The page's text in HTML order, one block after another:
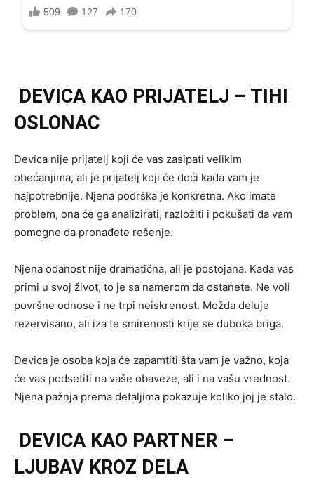
DEVICA KAO PRIJATELJ – TIHI
OSLONAC
Devica nije prijatelj koji će vas zasipati velikim
obećanjima, ali je prijatelj koji će doći kada vam je
najpotrebnije. Njena podrška je konkretna. Ako imate
problem, ona će ga analizirati, razložiti i pokušati da vam
pomogne da pronađete rešenje.
Njena odanost nije dramatična, ali je postojana. Kada vas
primi u svoj život, to je sa namerom da ostanete. Ne voli
površne odnose i ne trpi neiskrenost. Možda deluje
rezervisano, ali iza te smirenosti krije se duboka briga.
Devica je osoba koja će zapamtiti šta vam je važno, koja
će vas podsetiti na vaše obaveze, ali i na vašu vrednost.
Njena pažnja prema detaljima pokazuje koliko joj je stalo.
DEVICA KAO PARTNER –
LJUBAV KROZ DELA